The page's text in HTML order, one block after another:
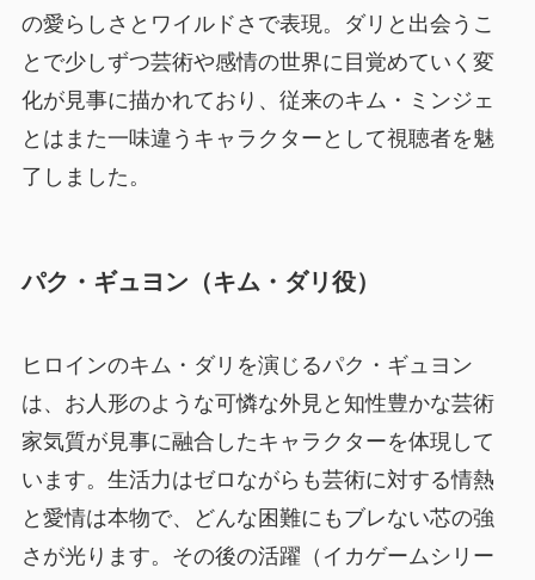
の愛らしさとワイルドさで表現。ダリと出会うこ
とで少しずつ芸術や感情の世界に目覚めていく変
化が見事に描かれており、従来のキム・ミンジェ
とはまた一味違うキャラクターとして視聴者を魅
了しました。
パク・ギュヨン（キム・ダリ役）
ヒロインのキム・ダリを演じるパク・ギュヨン
は、お人形のような可憐な外見と知性豊かな芸術
家気質が見事に融合したキャラクターを体現して
います。生活力はゼロながらも芸術に対する情熱
と愛情は本物で、どんな困難にもブレない芯の強
さが光ります。その後の活躍（イカゲームシリー